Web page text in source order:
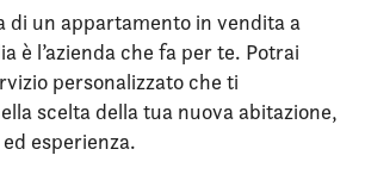
di un appartamento in vendita a
è l’azienda che fa per te. Potrai
personalizzato che ti
scelta della tua nuova abitazione,
esperienza.